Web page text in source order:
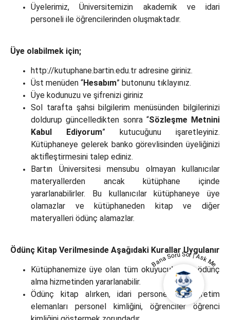
Üyelerimiz, Üniversitemizin akademik ve idari
personeli ile öğrencilerinden oluşmaktadır.
Üye olabilmek için;
http://kutuphane.bartin.edu.tr adresine giriniz.
Üst menüden “Hesabım” butonunu tıklayınız.
Üye kodunuzu ve şifrenizi giriniz
Sol tarafta şahsi bilgilerim menüsünden bilgilerinizi
doldurup güncelledikten sonra “Sözleşme Metnini
Kabul Ediyorum” kutucuğunu işaretleyiniz.
Kütüphaneye gelerek banko görevlisinden üyeliğinizi
aktifleştirmesini talep ediniz.
Bartın Üniversitesi mensubu olmayan kullanıcılar
materyallerden ancak kütüphane içinde
yararlanabilirler. Bu kullanıcılar kütüphaneye üye
olamazlar ve kütüphaneden kitap ve diğer
materyalleri ödünç alamazlar.
Ödünç Kitap Verilmesinde Aşağıdaki Kurallar Uygulanır
Kütüphanemize üye olan tüm okuyucularımız ödünç
alma hizmetinden yararlanabilir.
Ödünç kitap alırken, idari personel ve öğretim
elemanları personel kimliğini, öğrenciler öğrenci
Bana Soru Sor | Ask Me